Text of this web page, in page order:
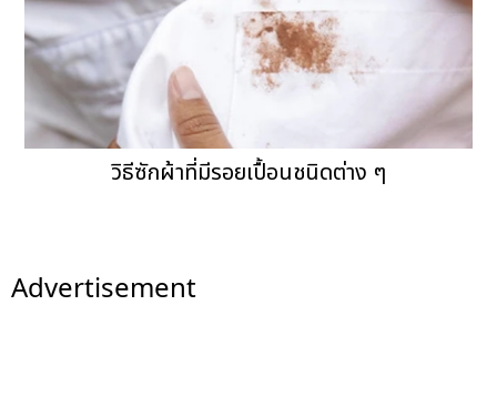
วิธีซักผ้าที่มีรอยเปื้อนชนิดต่าง ๆ
Advertisement